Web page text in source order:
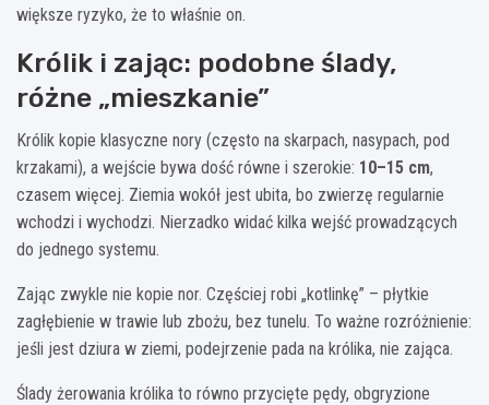
większe ryzyko, że to właśnie on.
Królik i zając: podobne ślady,
różne „mieszkanie”
Królik kopie klasyczne nory (często na skarpach, nasypach, pod
krzakami), a wejście bywa dość równe i szerokie: 10–15 cm,
czasem więcej. Ziemia wokół jest ubita, bo zwierzę regularnie
wchodzi i wychodzi. Nierzadko widać kilka wejść prowadzących
do jednego systemu.
Zając zwykle nie kopie nor. Częściej robi „kotlinkę” – płytkie
zagłębienie w trawie lub zbożu, bez tunelu. To ważne rozróżnienie:
jeśli jest dziura w ziemi, podejrzenie pada na królika, nie zająca.
Ślady żerowania królika to równo przycięte pędy, obgryzione